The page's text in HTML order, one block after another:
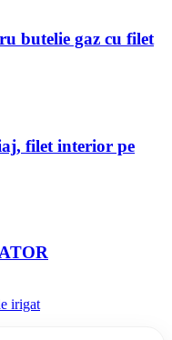
butelie gaz cu filet
filet interior pe
irigat